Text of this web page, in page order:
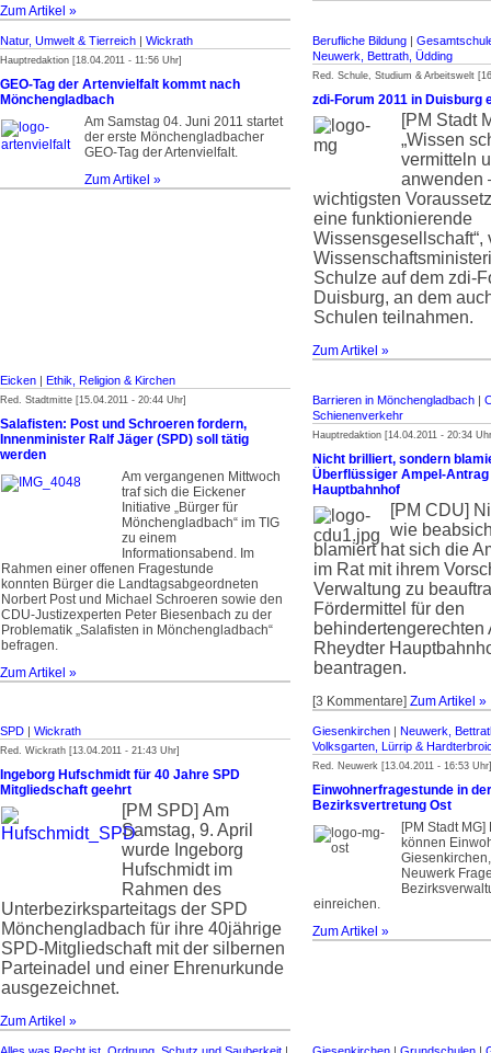
Zum Artikel »
Natur, Umwelt & Tierreich | Wickrath
Hauptredaktion [18.04.2011 - 11:56 Uhr]
GEO-Tag der Artenvielfalt kommt nach
Mönchengladbach
Am Samstag 04. Juni 2011 startet
der erste Mönchengladbacher
GEO-Tag der Artenvielfalt.
Zum Artikel »
Berufliche Bildung |
Neuwerk, Bettrath, Üdding
Red. Schule, Studium & Arbeitswelt
zdi-Forum 2011 in Duisburg
[PM Stadt
„Wissen
vermitteln
anwenden
wichtigsten
eine funktionierende
Wissensgesellschaft“,
Schulze auf dem zdi-
Duisburg, an dem
Schulen teilnahmen.
Zum Artikel »
Eicken | Ethik, Religion & Kirchen
Red. Stadtmitte [15.04.2011 - 20:44 Uhr]
Salafisten: Post und Schroeren fordern,
Innenminister Ralf Jäger (SPD) soll tätig
werden
Am vergangenen Mittwoch
traf sich die Eickener
Initiative „Bürger für
Mönchengladbach“ im TIG
zu einem
Informationsabend. Im
Rahmen einer offenen Fragestunde
konnten Bürger die Landtagsabgeord­neten
Norbert Post und Michael Schroeren sowie den
CDU-Justiz­experten Peter Biesenbach zu der
Problematik „Salafisten in Mönchengladbach“
befragen.
Zum Artikel »
Barrieren in Mönchengladbach |
Schienenverkehr
Hauptredaktion [14.04.2011 - 20:34
Nicht brilliert, sondern
Überflüssiger Ampel-
Hauptbahnhof
[PM CDU]
wie
blamiert hat sich die
im Rat mit ihrem
Verwaltung zu
Fördermittel für den
behindertengerechten
Rheydter
beantragen.
[3 Kommentare] Zum Artikel »
SPD | Wickrath
Red. Wickrath [13.04.2011 - 21:43 Uhr]
Ingeborg Hufschmidt für 40 Jahre SPD
Mitgliedschaft geehrt
[PM SPD] Am
Samstag, 9. April
wurde Ingeborg
Hufschmidt im
Rahmen des
Unterbezirkspartei­tags der SPD
Mönchengladbach für ihre 40jährige
SPD-Mitgliedschaft mit der silbernen
Parteinadel und einer Ehrenurkunde
ausgezeichnet.
Zum Artikel »
Giesenkirchen | Neuwerk,
Volksgarten, Lürrip &
Red. Neuwerk [13.04.2011 - 16:53 Uhr]
Einwohnerfragestunde in der
Bezirksvertretung Ost
[PM Stadt
können
Neuwerk
einreichen.
Zum Artikel »